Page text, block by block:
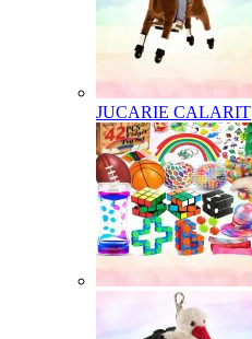
JUCARIE CALARIT